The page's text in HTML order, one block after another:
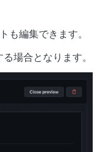
も編集できます。
場合となります。